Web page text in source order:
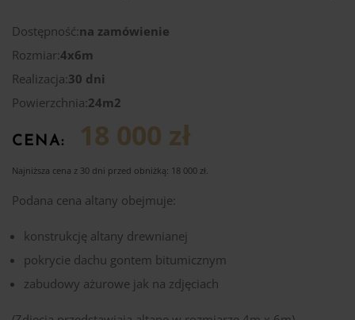
Dostępność:na zamówienie
Rozmiar:4x6m
Realizacja:30 dni
Powierzchnia:24m2
CENA: 18 000 zł
Najniższa cena z 30 dni przed obniżką: 18 000 zł
Podana cena altany obejmuje:
konstrukcję altany drewnianej
pokrycie dachu gontem bitumicznym
zabudowy ażurowe jak na zdjęciach